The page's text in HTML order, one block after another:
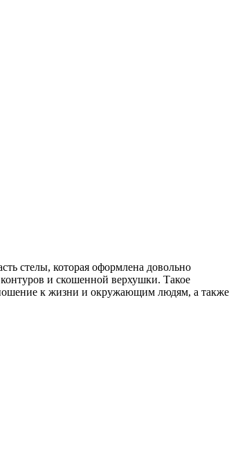
стелы, которая оформлена довольно
и скошенной верхушки. Такое
к жизни и окружающим людям, а также